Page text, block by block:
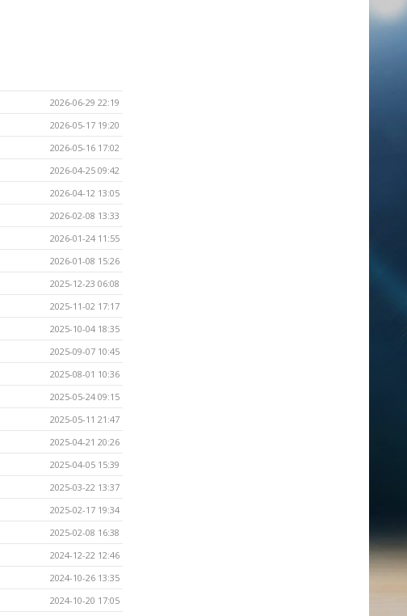
2026-06-29 22:19
2026-05-17 19:20
2026-05-16 17:02
2026-04-25 09:42
2026-04-12 13:05
2026-02-08 13:33
2026-01-24 11:55
2026-01-08 15:26
2025-12-23 06:08
2025-11-02 17:17
2025-10-04 18:35
2025-09-07 10:45
2025-08-01 10:36
2025-05-24 09:15
2025-05-11 21:47
2025-04-21 20:26
2025-04-05 15:39
2025-03-22 13:37
2025-02-17 19:34
2025-02-08 16:38
2024-12-22 12:46
2024-10-26 13:35
2024-10-20 17:05